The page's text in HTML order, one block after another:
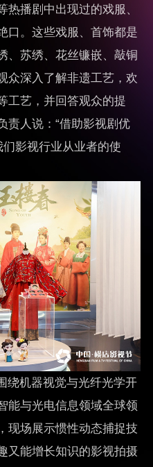
播剧中出现过的戏服、
口。这些戏服、首饰都是
、苏绣、花丝镰嵌、敲铜
众深入了解非遗工艺，欢
工艺，并回答观众的提
责人说：“借助影视剧优
影视行业从业者的使
绕机器视觉与光纤光学开
能与光电信息领域全球领
现场展示惯性动态捕捉技
又能增长知识的影视拍摄